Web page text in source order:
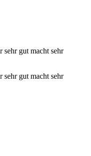
sehr gut macht sehr
sehr gut macht sehr